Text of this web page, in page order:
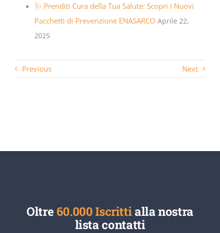
🩺 Prenditi Cura della Tua Salute: Scopri i Nuovi
Pacchetti di Prevenzione ENASARCO Aprile 22,
2025
Previous Next
Oltre 60.000 Iscrittialla nostra
lista contatti